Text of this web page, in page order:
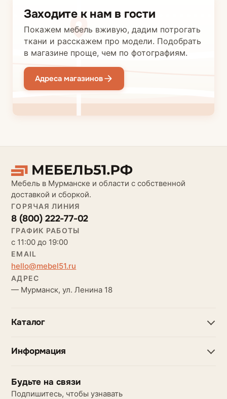
Заходите к нам в гости
Покажем мебель вживую, дадим потрогать
ткани и расскажем про модели. Подобрать
в магазине проще, чем по фотографиям.
Адреса магазинов
Мебель в Мурманске и области с собственной
доставкой и сборкой.
ГОРЯЧАЯ ЛИНИЯ
8 (800) 222-77-02
ГРАФИК РАБОТЫ
с 11:00 до 19:00
EMAIL
hello@mebel51.ru
АДРЕС
— Мурманск, ул. Ленина 18
Каталог
Информация
Будьте на связи
Подпишитесь, чтобы узнавать